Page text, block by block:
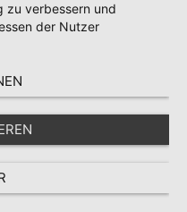
zu verbessern und
der Nutzer